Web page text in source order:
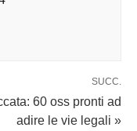
SUCC.
60 oss pronti ad
adire le vie legali »